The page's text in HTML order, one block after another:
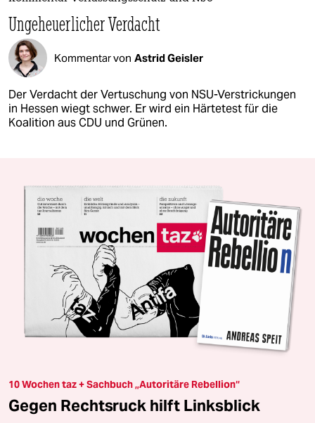
Ungeheuerlicher Verdacht
Kommentar von Astrid Geisler
Der Verdacht der Vertuschung von NSU-Verstrickungen
in Hessen wiegt schwer. Er wird ein Härtetest für die
Koalition aus CDU und Grünen.
10 Wochen taz + Sachbuch „Autoritäre Rebellion“
Gegen Rechtsruck hilft Linksblick